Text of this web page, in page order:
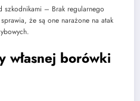
– Brak regularnego
że są one narażone na atak
własnej borówki